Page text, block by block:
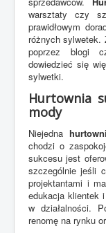
warsztaty czy
prawidłowym
różnych sylwetek.
poprzez blogi
dowiedzieć się
sylwetki.
Hurtownia
mody
Niejedna
chodzi o
sukcesu jest
szczególnie jeśli
projektantami i
edukacja klientek
w działalności.
renomę na rynku